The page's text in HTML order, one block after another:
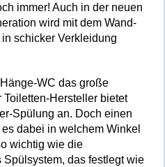
immer! Auch in der neuen
wird mit dem Wand-
schicker Verkleidung
WC das große
Hersteller bietet
Spülung an. Doch einen
dabei in welchem Winkel
wichtig wie die
das festlegt wie